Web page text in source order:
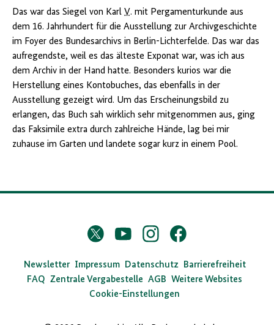
Das war das Siegel von Karl V. mit Pergamenturkunde aus
dem 16. Jahrhundert für die Ausstellung zur Archivgeschichte
im Foyer des Bundesarchivs in Berlin-Lichterfelde. Das war das
aufregendste, weil es das älteste Exponat war, was ich aus
dem Archiv in der Hand hatte. Besonders kurios war die
Herstellung eines Kontobuches, das ebenfalls in der
Ausstellung gezeigt wird. Um das Erscheinungsbild zu
erlangen, das Buch sah wirklich sehr mitgenommen aus, ging
das Faksimile extra durch zahlreiche Hände, lag bei mir
zuhause im Garten und landete sogar kurz in einem Pool.
D
s
B
Twitter
X
YouTubeInstagramFacebook
Newsletter Impressum Datenschutz
Barrierefreiheit
FAQ Zentrale Vergabestelle AGB Weitere Websites
Cookie-Einstellungen